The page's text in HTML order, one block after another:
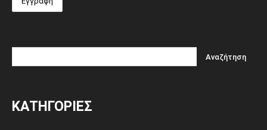
ΚΑΤΗΓΟΡΙΕΣ